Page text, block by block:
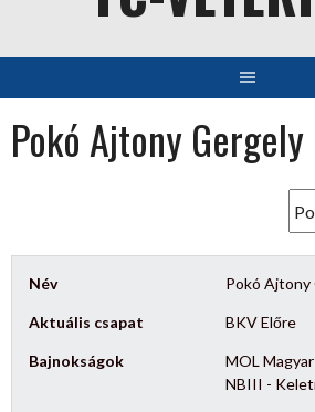
Pokó Ajtony Gergely
Név Pokó Ajtony
Aktuális csapat BKV Előre
Bajnokságok
MOL
NBIII -